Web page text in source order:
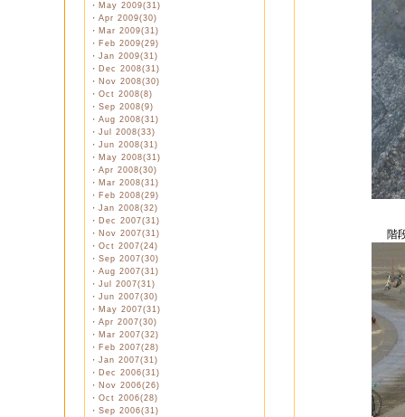
・ May 2009(31)
・ Apr 2009(30)
・ Mar 2009(31)
・ Feb 2009(29)
・ Jan 2009(31)
・ Dec 2008(31)
・ Nov 2008(30)
・ Oct 2008(8)
・ Sep 2008(9)
・ Aug 2008(31)
・ Jul 2008(33)
・ Jun 2008(31)
・ May 2008(31)
・ Apr 2008(30)
・ Mar 2008(31)
・ Feb 2008(29)
・ Jan 2008(32)
・ Dec 2007(31)
・ Nov 2007(31)
・ Oct 2007(24)
・ Sep 2007(30)
・ Aug 2007(31)
・ Jul 2007(31)
・ Jun 2007(30)
・ May 2007(31)
・ Apr 2007(30)
・ Mar 2007(32)
・ Feb 2007(28)
・ Jan 2007(31)
・ Dec 2006(31)
・ Nov 2006(26)
・ Oct 2006(28)
・ Sep 2006(31)
階